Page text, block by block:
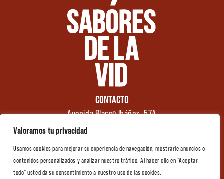
Valoramos tu privacidad
Usamos cookies para mejorar su experiencia de navegación, mostrarle anuncios o
contenidos personalizados y analizar nuestro tráfico. Al hacer clic en “Aceptar
todo” usted da su consentimiento a nuestro uso de las cookies.
CONTACTO
Avenida Blasco Ibáñez, 57A
Tel.: +34 961 176 174
info@saboresdelavid.com
0